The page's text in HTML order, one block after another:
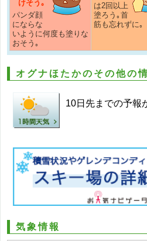
けそう｡
パンダ顔
にならな
いように何度も塗りな
おそう｡
は2回以上
塗ろう｡首
筋も忘れずに｡
オグナほたかのその他の
10日先までの予報
気象情報